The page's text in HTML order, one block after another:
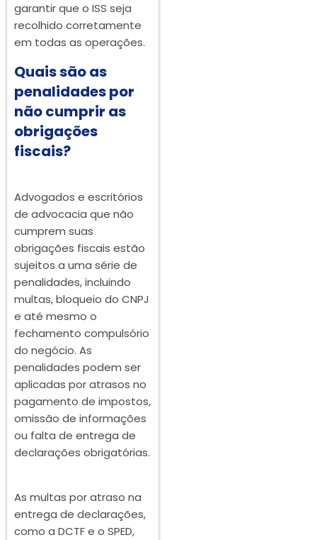
garantir que o ISS seja
recolhido corretamente
em todas as operações.
Quais são as
penalidades por
não cumprir as
obrigações
fiscais?
Advogados e escritórios
de advocacia que não
cumprem suas
obrigações fiscais estão
sujeitos a uma série de
penalidades, incluindo
multas, bloqueio do CNPJ
e até mesmo o
fechamento compulsório
do negócio. As
penalidades podem ser
aplicadas por atrasos no
pagamento de impostos,
omissão de informações
ou falta de entrega de
declarações obrigatórias.
As multas por atraso na
entrega de declarações,
como a DCTF e o SPED,